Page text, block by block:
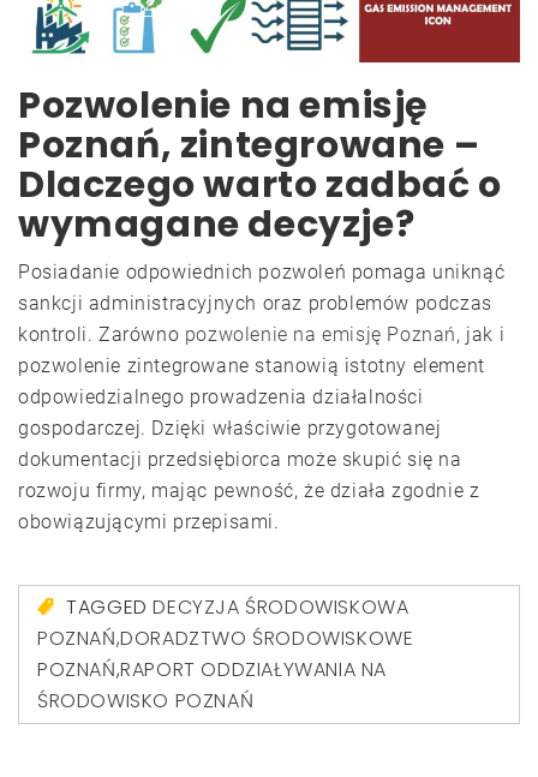
Pozwolenie na emisję
Poznań, zintegrowane –
Dlaczego warto zadbać o
wymagane decyzje?
Posiadanie odpowiednich pozwoleń pomaga uniknąć
sankcji administracyjnych oraz problemów podczas
kontroli. Zarówno pozwolenie na emisję Poznań, jak i
pozwolenie zintegrowane stanowią istotny element
odpowiedzialnego prowadzenia działalności
gospodarczej. Dzięki właściwie przygotowanej
dokumentacji przedsiębiorca może skupić się na
rozwoju firmy, mając pewność, że działa zgodnie z
obowiązującymi przepisami.
TAGGEDDECYZJA ŚRODOWISKOWA
POZNAŃ,DORADZTWO ŚRODOWISKOWE
POZNAŃ,RAPORT ODDZIAŁYWANIA NA
ŚRODOWISKO POZNAŃ